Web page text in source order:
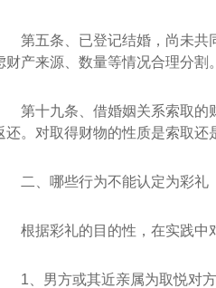
第五条、已登记结婚，尚未共
财产来源、数量等情况合理分
第十九条、借婚姻关系索取的
还。对取得财物的性质是索取
二、哪些行为不能认定为彩礼
根据彩礼的目的性，在实践中
1、男方或其近亲属为取悦对